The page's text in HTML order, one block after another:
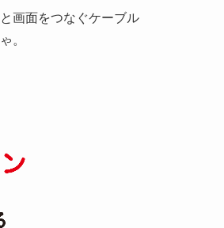
画面をつなぐケーブル
。